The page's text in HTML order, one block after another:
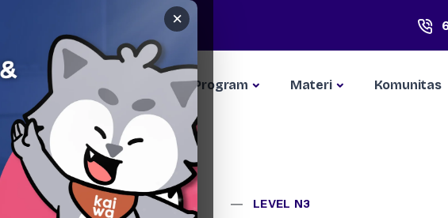
×
Beranda Kompetisi Program Materi Komunitas
LEVEL N3